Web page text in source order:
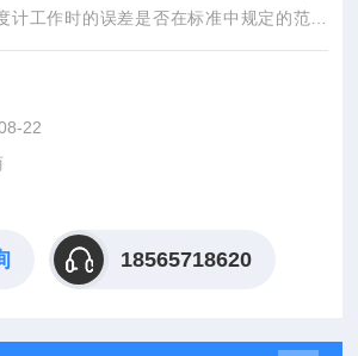
计工作时的误差是否在标准中规定的范围
有序列号，可保证其标准的追溯性。硬度
22
18565718620